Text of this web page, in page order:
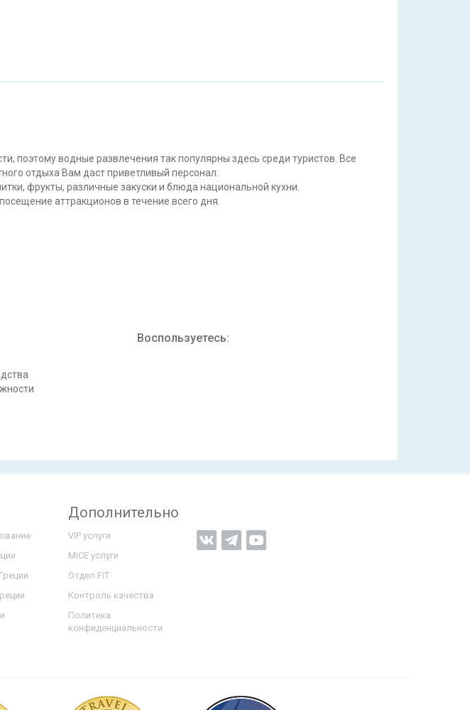
поэтому водные развлечения так популярны здесь среди туристов. Все
отдыха Вам даст приветливый персонал.
фрукты, различные закуски и блюда национальной кухни.
аттракционов в течение всего дня.
Воспользуетесь:
Дополнительно
VIP услуги
MICE услуги
Отдел FIT
Контроль качества
Политика
конфиденциальности